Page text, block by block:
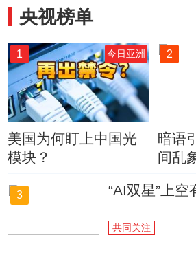
央视榜单
1 今日亚洲
美国为何盯上中国光
模块？
2
暗语
间乱
3 “AI双星”上空
共同关注